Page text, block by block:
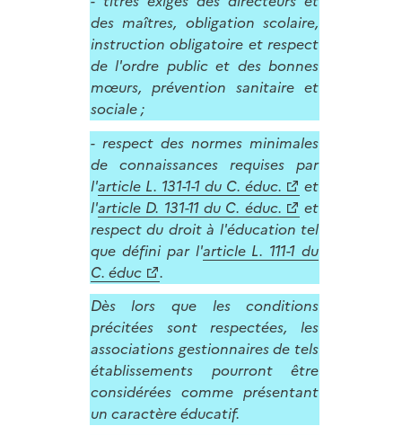
des maîtres, obligation scolaire,
instruction obligatoire et respect
de l'ordre public et des bonnes
mœurs, prévention sanitaire et
sociale ;
- respect des normes minimales
de connaissances requises par
l'article L. 131-1-1 du C. éduc.
et
l'article D. 131-11 du C. éduc.
et
respect du droit à l'éducation tel
que défini par l'article L. 111-1 du
C. éduc
.
Dès lors que les conditions
précitées sont respectées, les
associations gestionnaires de tels
établissements pourront être
considérées comme présentant
un caractère éducatif.